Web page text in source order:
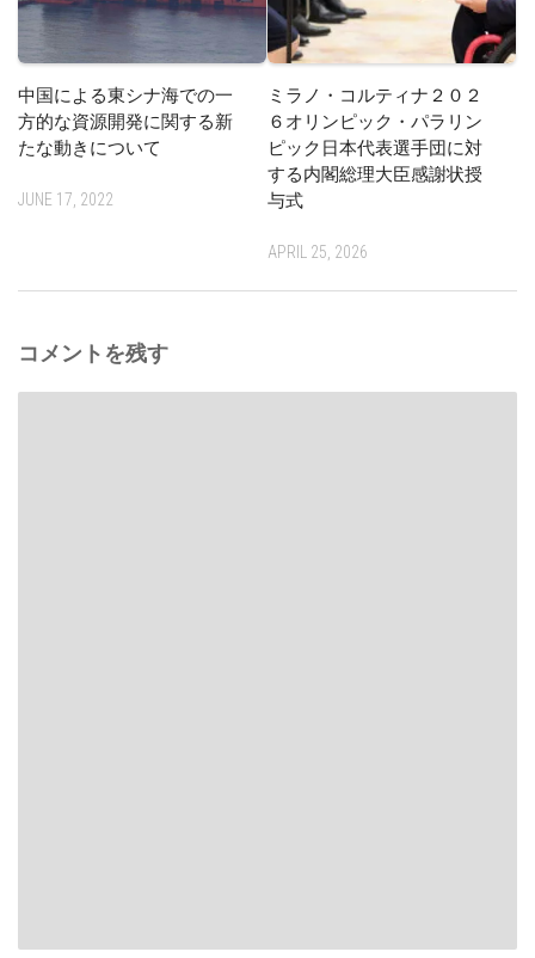
中国による東シナ海での一
方的な資源開発に関する新
たな動きについて
JUNE 17, 2022
ミラノ・コルティナ２０２
６オリンピック・パラリン
ピック日本代表選手団に対
する内閣総理大臣感謝状授
与式
APRIL 25, 2026
コメントを残す